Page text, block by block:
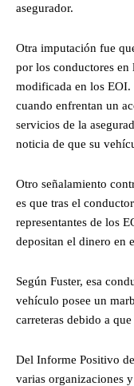
asegurador.
Otra imputación fue
por los conductores en
modificada en los EOI.
cuando enfrentan un
servicios de la
noticia de que su
Otro señalamiento
es que tras el
representantes de los
depositan el dinero en
Según Fuster, esa
vehículo posee un
carreteras debido a
Del Informe Positivo
varias organizaciones